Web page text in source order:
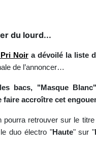
du lourd...
Noira dévoilé la liste
de l’annoncer…
bacs, "Masque
faire accroître cet
pourra retrouver sur le titre
duo électro "Haute" sur "